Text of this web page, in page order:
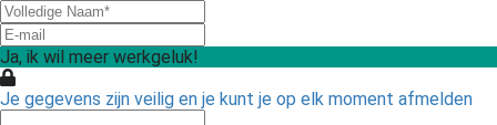
Ja, ik wil meer werkgeluk!
Je gegevens zijn veilig en je kunt je op elk moment afmelden